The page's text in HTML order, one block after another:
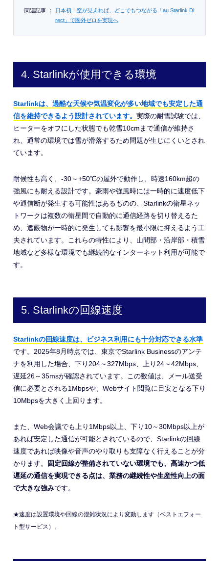
関連記事 ：
日本初！空が見えれば、どこでもつながる「au Starlink Di
rect」で圏外ゼロを実現へ
4. Starlinkが使用できる環境
Starlinkは、過酷な天候や気温変化が多い地域でも安定した通
信を維持できるよう設計されています。 実際の耐雪試験では、
ヒーターをオフにした状態でも乾雪10cmまで通信が維持さ
れ、通常の環境では雪が滑落するため問題が生じにくいとされ
ています。
耐候性も高く、-30～+50℃の屋外で動作し、時速160km超の
強風にも耐える設計です。豪雨や強風時には一時的に速度低下
や通信断が発生する可能性はあるものの、Starlinkの衛星ネッ
トワークは複数の衛星間で自動的に通信経路を切り替えるた
め、遮蔽物が一時的に発生しても影響を最小限に抑えるよう工
夫されています。これらの特性により、山間部・沿岸部・積雪
地域など多様な環境でも継続的なインターネット利用が可能で
す。
5. Starlinkの回線速度
Starlinkの回線速度は、ビジネス利用にも十分対応できる水準
です。2025年8月時点では、東京でStarlink Businessのアンテ
ナを利用した場合、下り204～327Mbps、上り24～42Mbps、
遅延26～35msが確認されています。この数値は、メール送受
信に必要とされる1Mbpsや、Webサイト閲覧に目安となる下り
10Mbpsを大きく上回ります。
また、Web会議でも上り1Mbps以上、下り10～30Mbps以上が
あれば安定した通信が可能とされているので、Starlinkの回線
速度であれば映像や音声のやり取りも支障なく行えることが分
かります。
固定回線が整備されていない環境でも、高速かつ低
遅延の通信を実現できる点は、業務の継続性や生産性向上の面
で大きな強みです。
★速度は設置環境や回線の混雑状況により変動します（ベストエフォー
ト型サービス）。